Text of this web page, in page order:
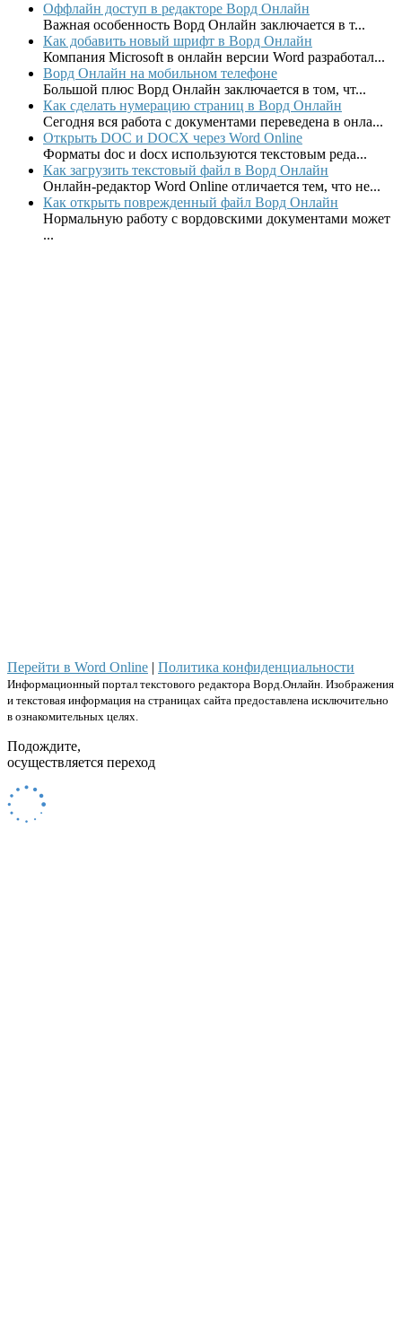
Оффлайн доступ в редакторе Ворд Онлайн
Важная особенность Ворд Онлайн заключается в т...
Как добавить новый шрифт в Ворд Онлайн
Компания Microsoft в онлайн версии Word разработал...
Ворд Онлайн на мобильном телефоне
Большой плюс Ворд Онлайн заключается в том, чт...
Как сделать нумерацию страниц в Ворд Онлайн
Сегодня вся работа с документами переведена в онла...
Открыть DOC и DOCX через Word Online
Форматы doc и docx используются текстовым реда...
Как загрузить текстовый файл в Ворд Онлайн
Онлайн-редактор Word Online отличается тем, что не...
Как открыть поврежденный файл Ворд Онлайн
Нормальную работу с вордовскими документами может
...
Перейти в Word Online | Политика конфиденциальности
Информационный портал текстового редактора Ворд.Онлайн. Изображения
и текстовая информация на страницах сайта предоставлена исключительно
в ознакомительных целях.
Подождите,
осуществляется переход